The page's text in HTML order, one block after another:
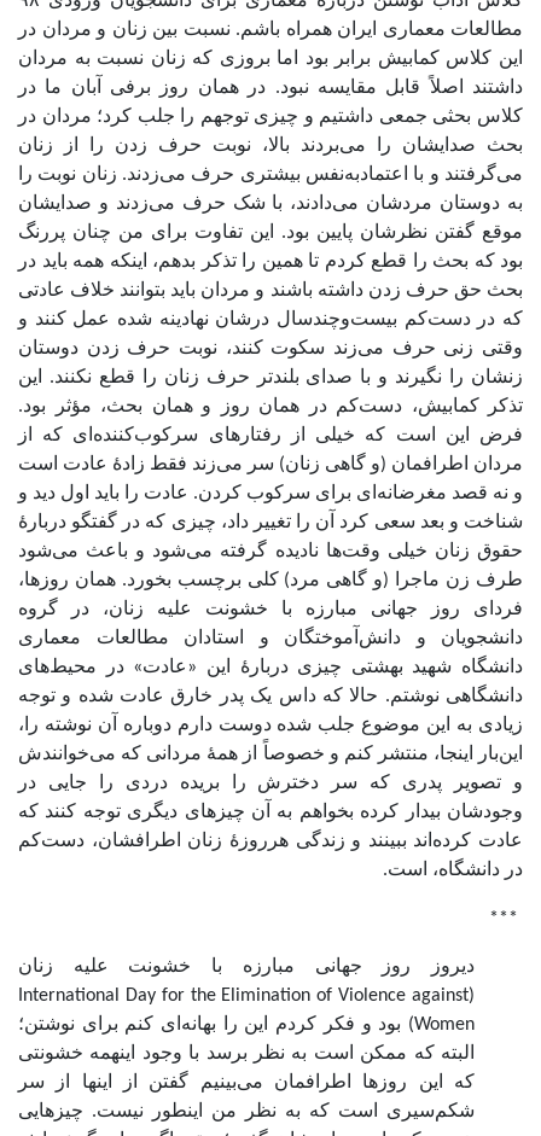
مطالعات معماری ایران همراه باشم. نسبت بین زنان و مردان در
این کلاس کمابیش برابر بود اما بروزی که زنان نسبت به مردان
داشتند اصلاً قابل مقایسه نبود. در همان روز برفی آبان ما در
کلاس بحثی جمعی داشتیم و چیزی توجهم را جلب کرد؛ مردان در
بحث صدایشان را می‌بردند بالا، نوبت حرف زدن را از زنان
می‌گرفتند و با اعتمادبه‌نفس بیشتری حرف می‌زدند. زنان نوبت را
به دوستان مردشان می‌دادند، با شک حرف می‌زدند و صدایشان
موقع گفتن نظرشان پایین بود. این تفاوت برای من چنان پررنگ
بود که بحث را قطع کردم تا همین را تذکر بدهم، اینکه همه باید در
بحث حق حرف زدن داشته باشند و مردان باید بتوانند خلاف عادتی
که در دست‌کم بیست‌وچندسال درشان نهادینه شده عمل کنند و
وقتی زنی حرف می‌زند سکوت کنند، نوبت حرف زدن دوستان
زنشان را نگیرند و با صدای بلندتر حرف زنان را قطع نکنند. این
تذکر کمابیش، دست‌کم در همان روز و همان بحث، مؤثر بود.
فرض این است که خیلی از رفتارهای سرکوب‌کننده‌ای که از
مردان اطرافمان (و گاهی زنان) سر می‌زند فقط زادۀ عادت است
و نه قصد مغرضانه‌ای برای سرکوب کردن. عادت را باید اول دید و
شناخت و بعد سعی کرد آن را تغییر داد، چیزی که در گفتگو دربارۀ
حقوق زنان خیلی وقت‌ها نادیده گرفته می‌شود و باعث می‌شود
طرف زن ماجرا (و گاهی مرد) کلی برچسب بخورد. همان روزها،
فردای روز جهانی مبارزه با خشونت علیه زنان، در گروه
دانشجویان و دانش‌آموختگان و استادان مطالعات معماری
دانشگاه شهید بهشتی چیزی دربارۀ این «عادت» در محیط‌های
دانشگاهی نوشتم. حالا که داس یک پدر خارق عادت شده و توجه
زیادی به این موضوع جلب شده دوست دارم دوباره آن نوشته را،
این‌بار اینجا، منتشر کنم و خصوصاً از همۀ مردانی که می‌خوانندش
و تصویر پدری که سر دخترش را بریده دردی را جایی در
وجودشان بیدار کرده بخواهم به آن چیزهای دیگری توجه کنند که
عادت کرده‌اند ببینند و زندگی هرروزۀ زنان اطرافشان، دست‌کم
در دانشگاه، است.
***
دیروز روز جهانی مبارزه با خشونت علیه زنان
(International Day for the Elimination of Violence against
Women) بود و فکر کردم این را بهانه‌ای کنم برای نوشتن؛
البته که ممکن است به نظر برسد با وجود اینهمه خشونتی
که این روزها اطرافمان می‌بینیم گفتن از اینها از سر
شکم‌سیری است که به نظر من اینطور نیست. چیزهایی